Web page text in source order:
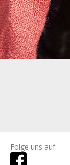
Folge uns auf: